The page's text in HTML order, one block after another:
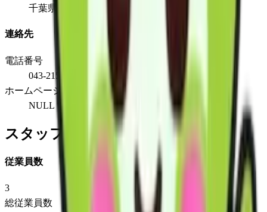
千葉県千葉市稲毛区柏台1-5-105号
連絡先
電話番号
043-215-7883
ホームページ
NULL
スタッフ情報
従業員数
3
総従業員数